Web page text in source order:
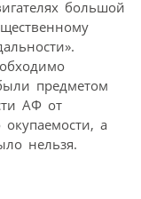
большой
предметом
АФ от
а
нельзя.